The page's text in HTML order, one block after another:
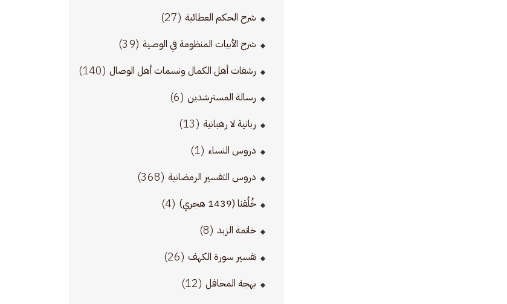
شرح الحكم العطائية (27)
شرح الأبيات المنظومة في الوصية (39)
رشفات أهل الكمال ونسمات أهل الوصال (140)
رسالة المسترشدين (6)
ربانية لا رهبانية (13)
دروس النساء (1)
دروس التفسير الرمضانية (368)
خُلُقنا (1439 هجري) (4)
خاتمة الزبد (8)
تفسير سورة الكهف (26)
بهجة المحافل (12)